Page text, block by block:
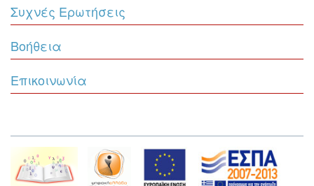
Συχνές Ερωτήσεις
Βοήθεια
Επικοινωνία